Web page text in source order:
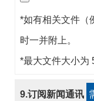
*如有相关文件（
时一并附上。
*最大文件大小为
9.订阅新闻通讯